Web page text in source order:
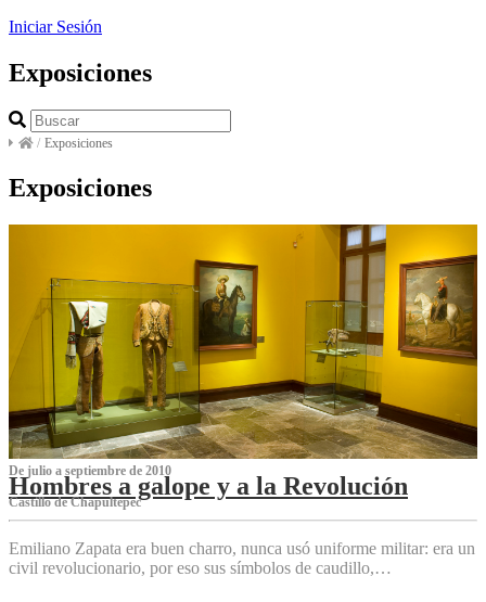
Iniciar Sesión
Exposiciones
/ Exposiciones
Exposiciones
De julio a septiembre de 2010
Hombres a galope y a la Revolución
Castillo de Chapultepec
Emiliano Zapata era buen charro, nunca usó uniforme militar: era un
civil revolucionario, por eso sus símbolos de caudillo,…